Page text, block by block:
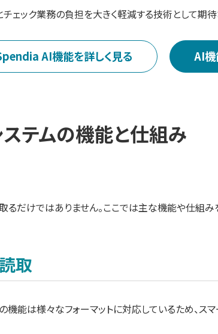
ック業務の負担を大きく軽減する技術として期待
AI機能を詳しく見る AI機
テムの機能と仕組み
だけではありません。ここでは主な機能や仕組み
取
能は様々なフォーマットに対応しているため、ス